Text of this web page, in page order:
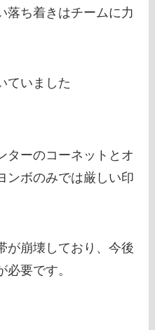
落ち着きはチームに力
ていました
ターのコーネットとオ
ンボのみでは厳しい印
が崩壊しており、今後
要です。